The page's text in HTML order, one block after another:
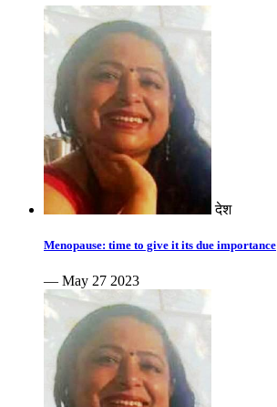
देश
Menopause: time to give it its due importance
— May 27 2023